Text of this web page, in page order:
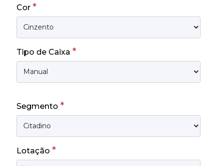
Cor *
Tipo de Caixa *
Segmento *
Lotação *